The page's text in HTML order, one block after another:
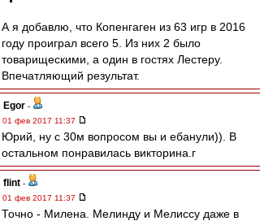
А я добавлю, что Копенгаген из 63 игр в 2016
году проиграл всего 5. Из них 2 было
товарищескими, а один в гостях Лестеру.
Впечатляющий результат.
Egor -
01 фев 2017 11:37
Юрий, ну с 30м вопросом вы и ебанули)). В
остальном понравилась викторина.г
flint -
01 фев 2017 11:37
Точно - Милена. Мелинду и Мелиссу даже в